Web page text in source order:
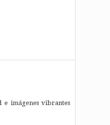
e imágenes vibrantes